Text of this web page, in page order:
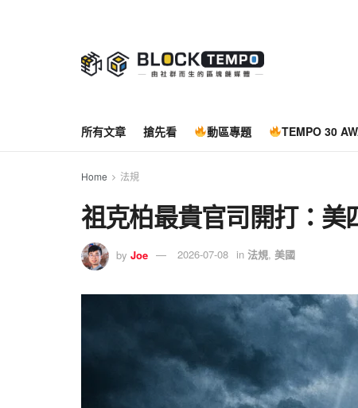
所有文章 搶先看 動區專題 TEMPO 30
Home 法規
祖克柏最貴官司開打：美
by Joe 2026-07-08 in 法規, 美國